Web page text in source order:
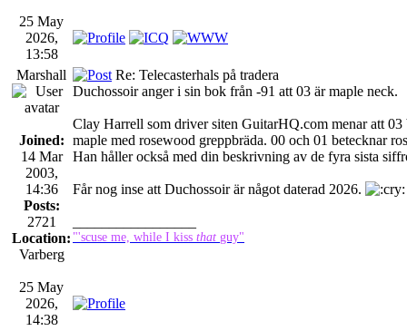
25 May
2026,
13:58
Marshall
Joined:
14 Mar
2003,
14:36
Posts:
2721
Location:
Varberg
Re: Telecasterhals på tradera
Duchossoir anger i sin bok från -91 att 03 är maple neck.
Clay Harrell som driver siten GuitarHQ.com menar att
maple med rosewood greppbräda. 00 och 01 betecknar
Han håller också med din beskrivning av de fyra sista
Får nog inse att Duchossoir är något daterad 2026.
"'scuse me, while I kiss that guy"
25 May
2026,
14:38